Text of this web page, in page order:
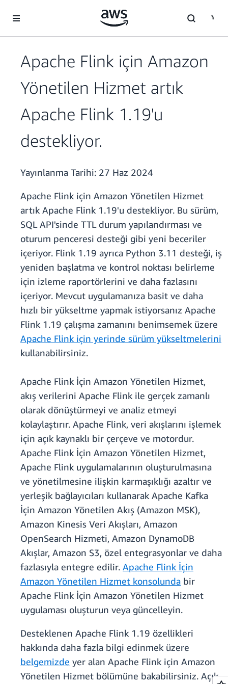
Apache Flink için Amazon
Yönetilen Hizmet artık
Apache Flink 1.19'u
destekliyor.
Yayınlanma Tarihi: 27 Haz 2024
Apache Flink için Amazon Yönetilen Hizmet
artık Apache Flink 1.19'u destekliyor. Bu sürüm,
SQL API'sinde TTL durum yapılandırması ve
oturum penceresi desteği gibi yeni beceriler
içeriyor. Flink 1.19 ayrıca Python 3.11 desteği, iş
yeniden başlatma ve kontrol noktası belirleme
için izleme raportörlerini ve daha fazlasını
içeriyor. Mevcut uygulamanıza basit ve daha
hızlı bir yükseltme yapmak istiyorsanız Apache
Flink 1.19 çalışma zamanını benimsemek üzere
Apache Flink için yerinde sürüm yükseltmelerini
kullanabilirsiniz.
Apache Flink İçin Amazon Yönetilen Hizmet,
akış verilerini Apache Flink ile gerçek zamanlı
olarak dönüştürmeyi ve analiz etmeyi
kolaylaştırır. Apache Flink, veri akışlarını işlemek
için açık kaynaklı bir çerçeve ve motordur.
Apache Flink İçin Amazon Yönetilen Hizmet,
Apache Flink uygulamalarının oluşturulmasına
ve yönetilmesine ilişkin karmaşıklığı azaltır ve
yerleşik bağlayıcıları kullanarak Apache Kafka
İçin Amazon Yönetilen Akış (Amazon MSK),
Amazon Kinesis Veri Akışları, Amazon
OpenSearch Hizmeti, Amazon DynamoDB
Akışlar, Amazon S3, özel entegrasyonlar ve daha
fazlasıyla entegre edilir. Apache Flink İçin
Amazon Yönetilen Hizmet konsolunda bir
Apache Flink İçin Amazon Yönetilen Hizmet
uygulaması oluşturun veya güncelleyin.
Desteklenen Apache Flink 1.19 özellikleri
hakkında daha fazla bilgi edinmek üzere
belgemizde yer alan Apache Flink için Amazon
Yönetilen Hizmet bölümüne bakabilirsiniz. Açık